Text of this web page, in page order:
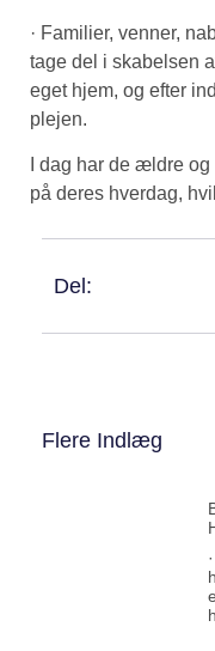
· Familier, venner,
tage del i skabelsen
eget hjem, og efter
plejen.
I dag har de ældre
på deres hverdag,
Del:
Flere Indlæg